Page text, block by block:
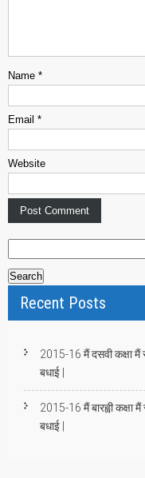
Name *
Email *
Website
e
a
c
Recent Posts
2015-16 मैं दसवी कक्षा मैं
बधाई |
2015-16 मैं बारह्वी कक्षा
बधाई |